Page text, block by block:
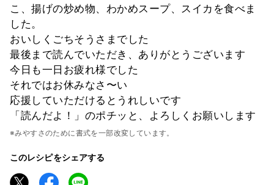
こ、揚げの炒め物、わかめスープ、スイカを食べま
した。
おいしくごちそうさまでした
最後まで読んでいただき、ありがとうございます
今日も一日お疲れ様でした
それではお休みなさ〜い
応援していただけるとうれしいです
「読んだよ！」のポチッと、よろしくお願いします
※みやすさのために書式を一部改変しています。
このレシピをシェアする